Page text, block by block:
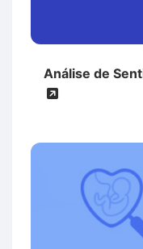
Análise de